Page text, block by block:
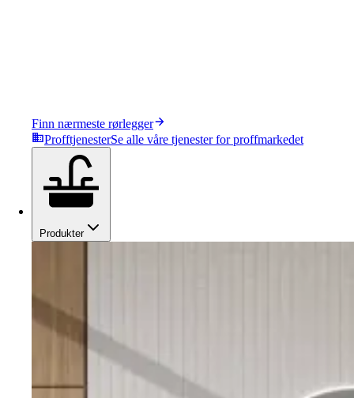
Finn nærmeste rørlegger
ProfftjenesterSe alle våre tjenester for proffmarkedet
Produkter